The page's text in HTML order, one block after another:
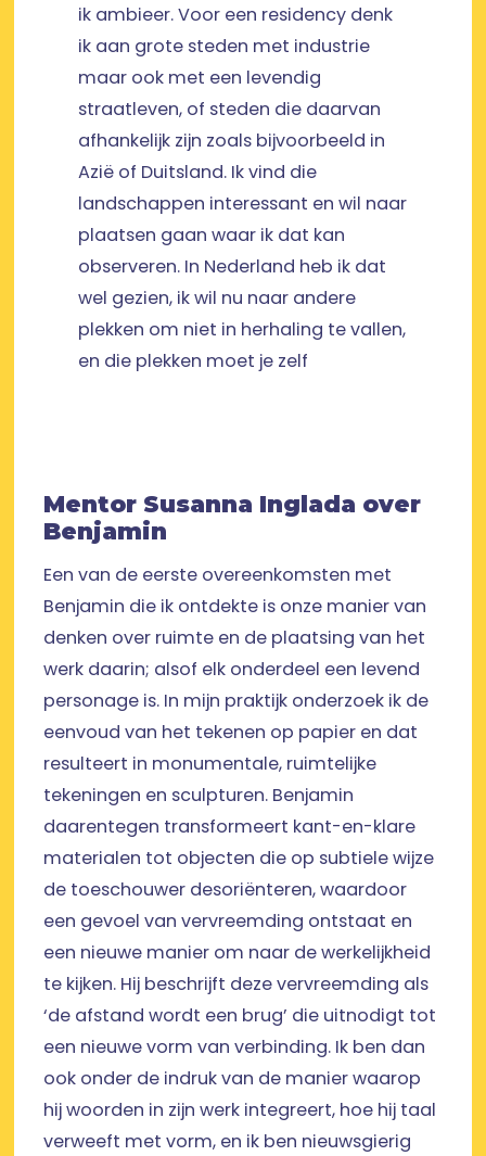
ik ambieer. Voor een residency denk
ik aan grote steden met industrie
maar ook met een levendig
straatleven, of steden die daarvan
afhankelijk zijn zoals bijvoorbeeld in
Azië of Duitsland. Ik vind die
landschappen interessant en wil naar
plaatsen gaan waar ik dat kan
observeren. In Nederland heb ik dat
wel gezien, ik wil nu naar andere
plekken om niet in herhaling te vallen,
en die plekken moet je zelf
Mentor Susanna Inglada over
Benjamin
Een van de eerste overeenkomsten met
Benjamin die ik ontdekte is onze manier van
denken over ruimte en de plaatsing van het
werk daarin; alsof elk onderdeel een levend
personage is. In mijn praktijk onderzoek ik de
eenvoud van het tekenen op papier en dat
resulteert in monumentale, ruimtelijke
tekeningen en sculpturen. Benjamin
daarentegen transformeert kant-en-klare
materialen tot objecten die op subtiele wijze
de toeschouwer desoriënteren, waardoor
een gevoel van vervreemding ontstaat en
een nieuwe manier om naar de werkelijkheid
te kijken. Hij beschrijft deze vervreemding als
‘de afstand wordt een brug’ die uitnodigt tot
een nieuwe vorm van verbinding. Ik ben dan
ook onder de indruk van de manier waarop
hij woorden in zijn werk integreert, hoe hij taal
verweeft met vorm, en ik ben nieuwsgierig